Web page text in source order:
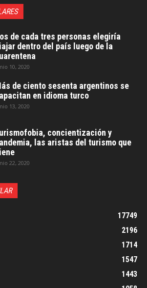
de cada tres personas elegiría
dentro del país luego de la
10, 2020
de ciento sesenta argentinos se
en idioma turco
13, 2020
concientización y
las aristas del turismo que
22, 2020
17749
2196
1714
1547
1443